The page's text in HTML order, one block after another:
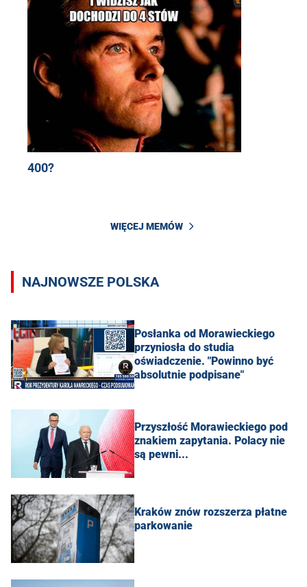
400?
WIĘCEJ MEMÓW
NAJNOWSZE POLSKA
Posłanka od Morawieckiego
przyniosła do studia
oświadczenie. "Powinno być
absolutnie podpisane"
Przyszłość Morawieckiego pod
znakiem zapytania. Polacy nie
są pewni...
Kraków znów rozszerza płatne
parkowanie